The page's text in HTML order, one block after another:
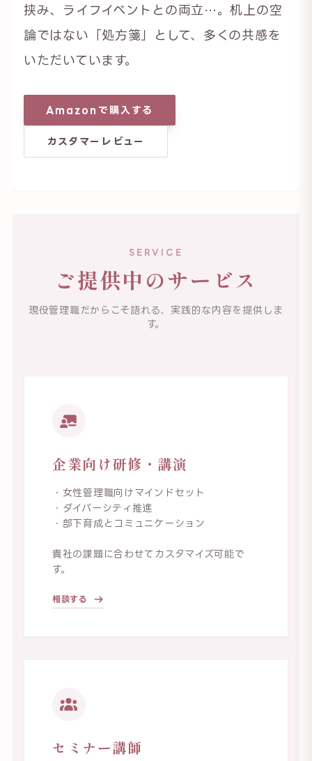
挟み、ライフイベントとの両立…。机上の空
論ではない「処方箋」として、多くの共感を
いただいています。
Amazonで購入する
カスタマーレビュー
SERVICE
ご提供中のサービス
現役管理職だからこそ語れる、実践的な内容を提供しま
す。
企業向け研修・講演
・女性管理職向けマインドセット
・ダイバーシティ推進
・部下育成とコミュニケーション
貴社の課題に合わせてカスタマイズ可能で
す。
相談する
セミナー講師